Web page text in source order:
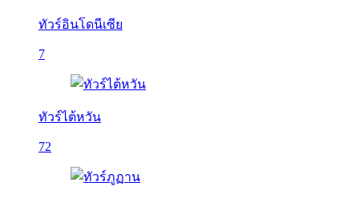
ทัวร์อินโดนีเซีย
7
ทัวร์ไต้หวัน
72